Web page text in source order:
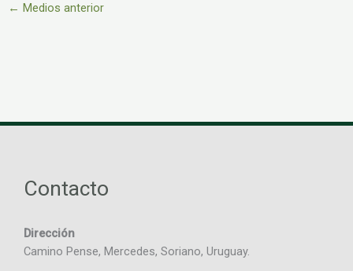
← Medios anterior
Contacto
Dirección
Camino Pense, Mercedes, Soriano, Uruguay.